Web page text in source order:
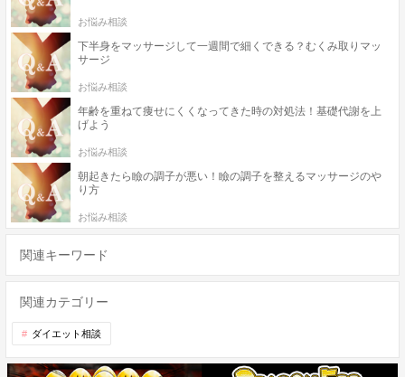
お悩み相談
下半身をマッサージして一週間で細くできる？むくみ取りマッ
サージ
お悩み相談
年齢を重ねて痩せにくくなってきた時の対処法！基礎代謝を上
げよう
お悩み相談
朝起きたら瞼の調子が悪い！瞼の調子を整えるマッサージのや
り方
お悩み相談
関連キーワード
関連カテゴリー
ダイエット相談